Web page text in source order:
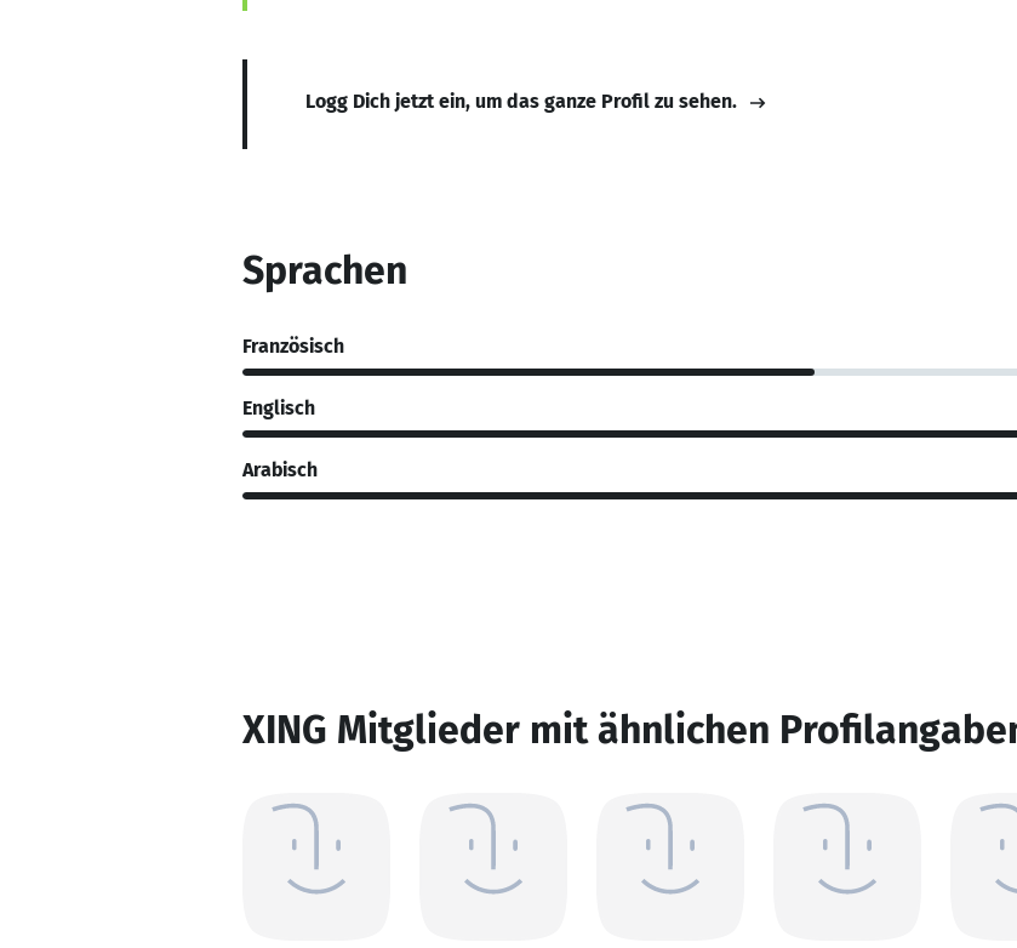
Logg Dich jetzt ein, um das ganze Profil zu sehen.
Sprachen
Französisch
Englisch
Arabisch
XING Mitglieder mit ähnlichen